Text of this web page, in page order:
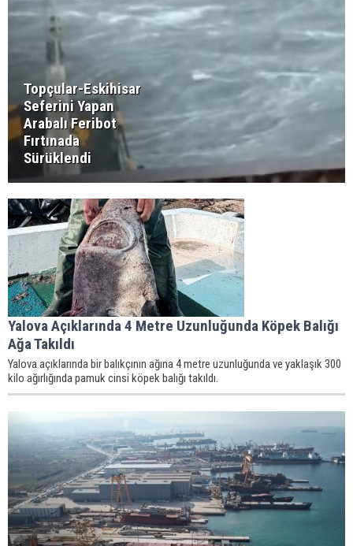
Topçular-Eskihisar
Seferini Yapan
Arabalı Feribot
Fırtınada
Sürüklendi
Yalova Açıklarında 4 Metre Uzunluğunda Köpek Balığı
Ağa Takıldı
Yalova açıklarında bir balıkçının ağına 4 metre uzunluğunda ve yaklaşık 300
kilo ağırlığında pamuk cinsi köpek balığı takıldı.